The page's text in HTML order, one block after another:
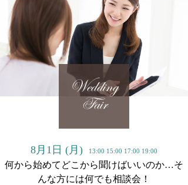
Wedding
Fair
8月1日 (月) 13:00 15:00 17:00 19:00
何から始めてどこから聞けばいいのか…そ
んな方には何でも相談会！